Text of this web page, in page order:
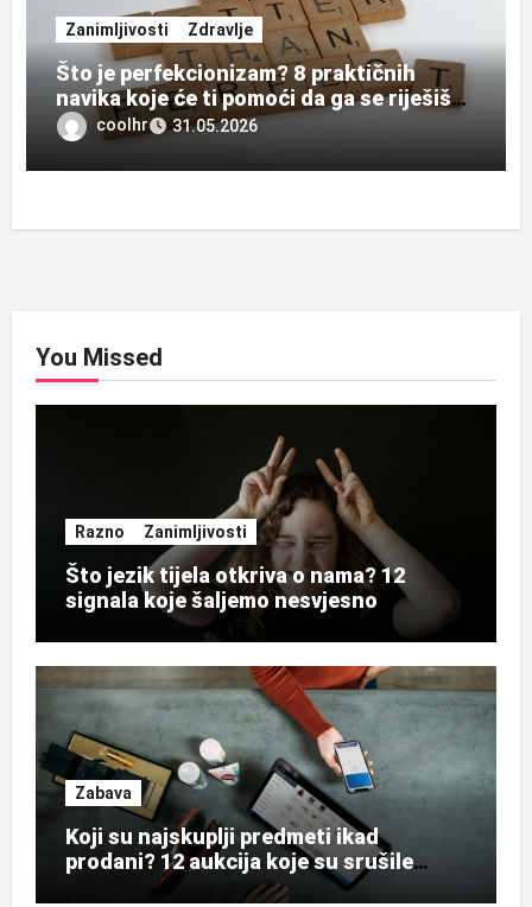
Zanimljivosti Zdravlje
Što je perfekcionizam? 8 praktičnih
navika koje će ti pomoći da ga se riješiš
zauvijek
coolhr 31.05.2026
You Missed
Razno Zanimljivosti
Što jezik tijela otkriva o nama? 12
signala koje šaljemo nesvjesno
Zabava
Koji su najskuplji predmeti ikad
prodani? 12 aukcija koje su srušile